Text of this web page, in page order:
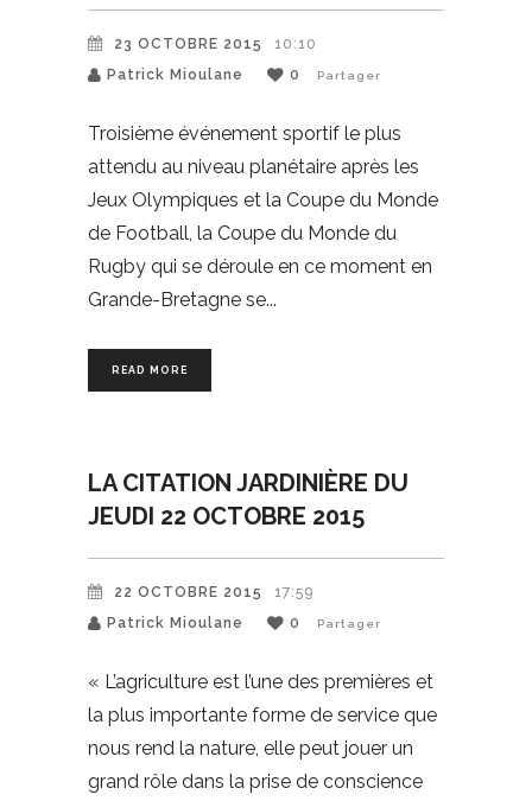
23 OCTOBRE 2015
10:10
Patrick Mioulane
0 Partager
Troisième événement sportif le plus
attendu au niveau planétaire après les
Jeux Olympiques et la Coupe du Monde
de Football, la Coupe du Monde du
Rugby qui se déroule en ce moment en
Grande-Bretagne se
READ MORE
LA CITATION JARDINIÈRE DU
JEUDI 22 OCTOBRE 2015
22 OCTOBRE 2015
17:59
Patrick Mioulane
0 Partager
« L’agriculture est l’une des premières et
la plus importante forme de service que
nous rend la nature, elle peut jouer un
grand rôle dans la prise de conscience